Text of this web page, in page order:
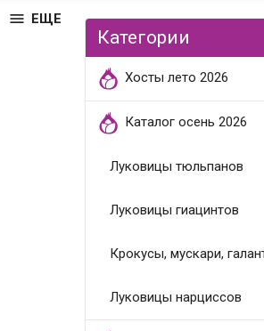
 ЕЩЕ
Категории
Хосты лето 2026
Каталог осень 2026
Луковицы тюльпанов
Луковицы гиацинтов
Крокусы, мускари,
Луковицы нарциссов